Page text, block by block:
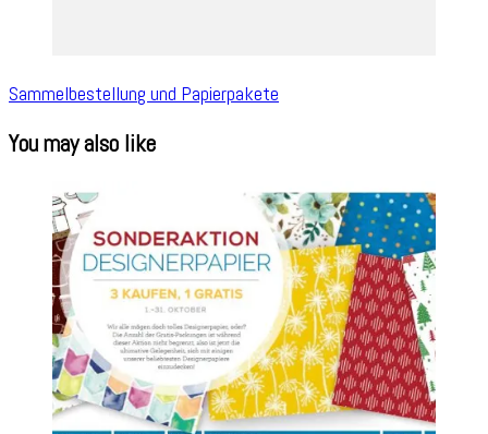
Sammelbestellung und Papierpakete
You may also like